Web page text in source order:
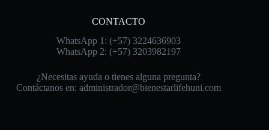
CONTACTO
WhatsApp 1: (+57) 3224636903
WhatsApp 2: (+57) 3203982197
¿Necesitas ayuda o tienes alguna pregunta?
Contáctanos en: administrador@bienestarlifehuni.com